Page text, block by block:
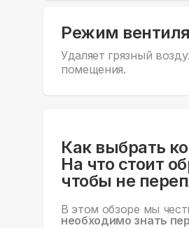
Режим
Удаляет грязный
помещения.
Как выбрать
На что стоит
чтобы не
В этом обзоре мы
необходимо знать